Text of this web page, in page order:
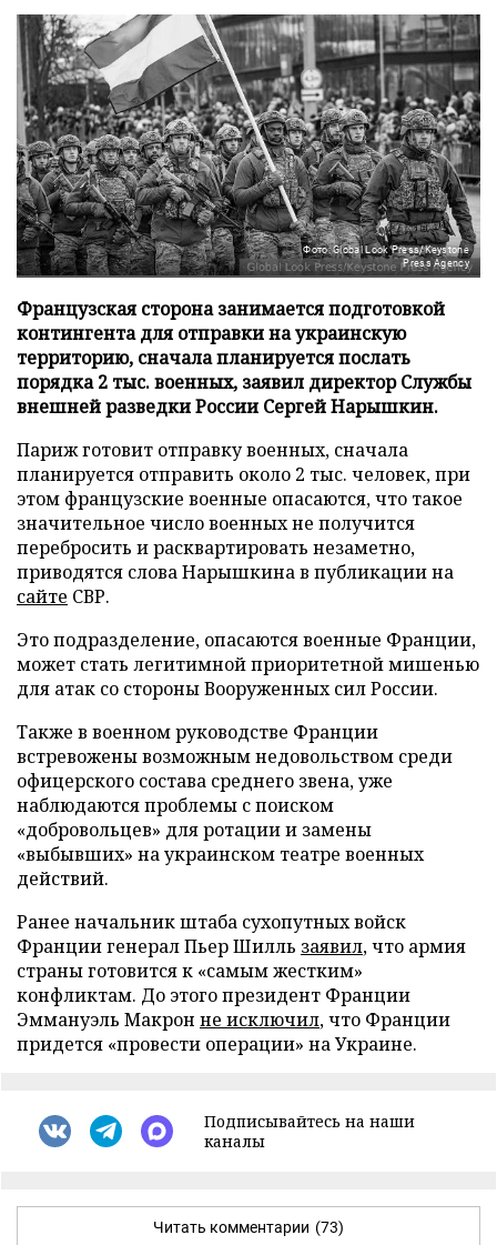
Фото: Global Look Press/Keystone
Press Agency
Французская сторона занимается подготовкой
контингента для отправки на украинскую
территорию, сначала планируется послать
порядка 2 тыс. военных, заявил директор Службы
внешней разведки России Сергей Нарышкин.
Париж готовит отправку военных, сначала
планируется отправить около 2 тыс. человек, при
этом французские военные опасаются, что такое
значительное число военных не получится
перебросить и расквартировать незаметно,
приводятся слова Нарышкина в публикации на
сайте СВР.
Это подразделение, опасаются военные Франции,
может стать легитимной приоритетной мишенью
для атак со стороны Вооруженных сил России.
Также в военном руководстве Франции
встревожены возможным недовольством среди
офицерского состава среднего звена, уже
наблюдаются проблемы с поиском
«добровольцев» для ротации и замены
«выбывших» на украинском театре военных
действий.
Ранее начальник штаба сухопутных войск
Франции генерал Пьер Шилль заявил, что армия
страны готовится к «самым жестким»
конфликтам. До этого президент Франции
Эммануэль Макрон не исключил, что Франции
придется «провести операции» на Украине.
Подписывайтесь на наши
каналы
Читать комментарии (73)